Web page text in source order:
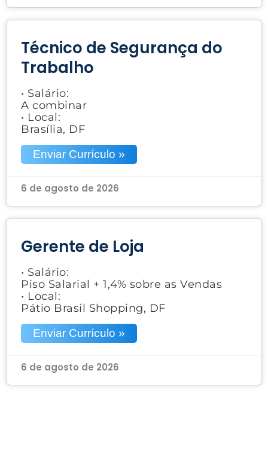
Técnico de Segurança do
Trabalho
• Salário:
A combinar
• Local:
Brasília, DF
Enviar Currículo »
6 de agosto de 2026
Gerente de Loja
• Salário:
Piso Salarial + 1,4% sobre as Vendas
• Local:
Pátio Brasil Shopping, DF
Enviar Currículo »
6 de agosto de 2026